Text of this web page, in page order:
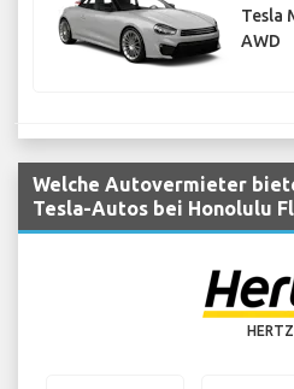
Tesla
AWD
Welche Autovermieter
Tesla-Autos bei Honolulu
HERTZ